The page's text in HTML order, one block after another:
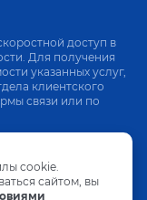
доступ в
Для получения
указанных услуг,
клиентского
связи или по
cookie.
сайтом, вы